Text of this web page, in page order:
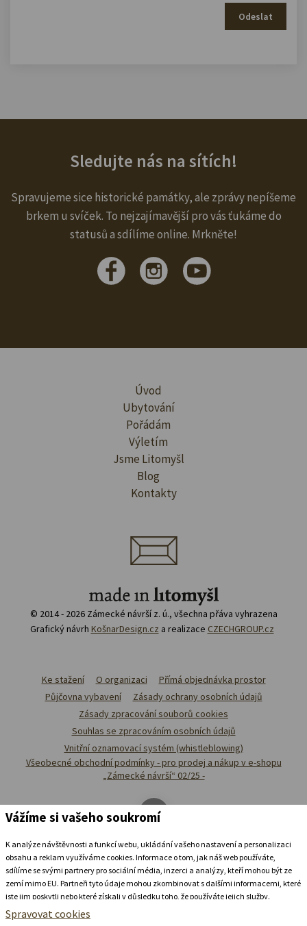
Odeslat
Sledujte nás na sítích!
Spravujeme sice historické památky, ale zprávy nepíšeme
brkem u svíček. To nejzajímavější pro vás ťukáme do
statusů a sdílíme online. Mrkněte!
Úvod
Ubytování
Pořádám
Výletím
Jsme Litomyšl
Blog
Kontakty
© 2014 - 2026 Zámecké návrší z. ú., všechna přáva vyhrazena
Grafický návrh KošnarDesign.cz a realizace CZECHGROUP.cz
Ke stažení O organizaci
Přímá objednávka prostor
Půjčovna vybavení
Zásady ochrany osobních údajů
Zásady zpracování souborů cookies
Souhlas se zpracováním osobních údajů
Vnitřní oznamovací systém (whistleblowing)
Všeobecné obchodní podmínky - pro prodej a nákup v e-shopu
„Zámecké návrší“ 02/25 -
Vážíme si vašeho soukromí
K analýze návštěvnosti a funkcí webu, ukládání vašeho nastavení a personalizaci
obsahu a reklam využíváme cookies. Informace o tom, jak náš web používáte,
sdílíme se svými partnery pro sociální média, inzerci a analýzy, kteří mohou být ze
zemí mimo EU. Partneři tyto údaje mohou zkombinovat s dalšími informacemi, které
jste jim poskytli nebo které získali v důsledku toho, že používáte jejich služby.
Podrobné informace
Spravovat cookies